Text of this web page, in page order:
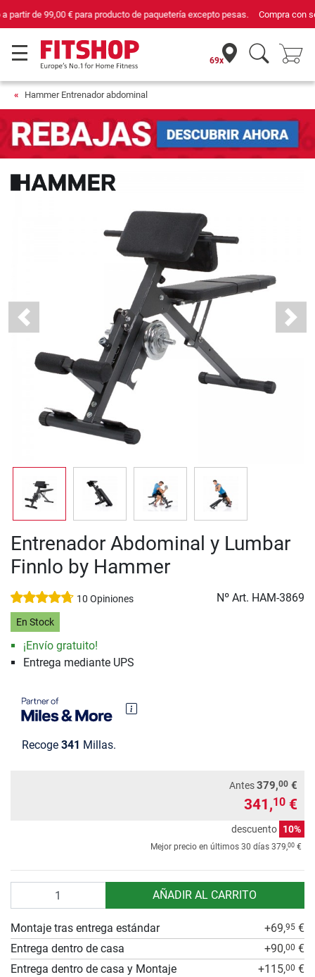
Compra con seguridad en Fitshop, comercio con sello de Confianza Online.
69x
Hammer Entrenador abdominal
Previous Next
Entrenador Abdominal y Lumbar
Finnlo by Hammer
10 Opiniones Nº Art. HAM-3869
En Stock
¡Envío gratuito!
Entrega mediante UPS
Recoge 341 Millas.
Antes379,00 €
341,10 €
descuento 10%
Mejor precio en últimos 30 días 379,00 €
AÑADIR AL CARRITO
Montaje tras entrega estándar +69,95 €
Entrega dentro de casa
+90,00 €
Entrega dentro de casa y Montaje
+115,00 €